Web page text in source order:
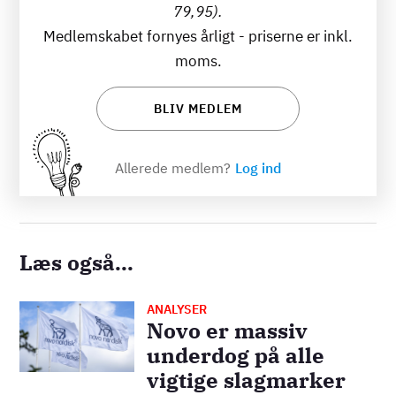
79,95).
Medlemskabet fornyes årligt - priserne er inkl.
moms.
BLIV MEDLEM
Allerede medlem? Log ind
Læs også...
Billede ANALYSER
Novo er massiv
underdog på alle
vigtige slagmarker